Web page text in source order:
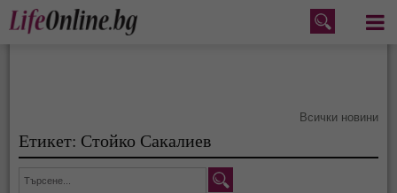
Меню
Всички новини
Етикет: Стойко Сакалиев